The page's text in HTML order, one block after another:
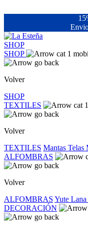
SHOP
SHOP
Volver
SHOP
TEXTILES
Volver
TEXTILES Mantas Telas
ALFOMBRAS
Volver
ALFOMBRAS Yute Lana
DECORACIÓN